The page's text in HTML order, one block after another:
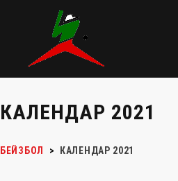
КАЛЕНДАР 2021
БЕЙЗБОЛ > КАЛЕНДАР 2021